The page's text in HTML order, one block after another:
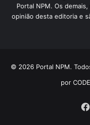
Portal NPM. Os
opinião desta editoria e
© 2026 Portal NPM.
por